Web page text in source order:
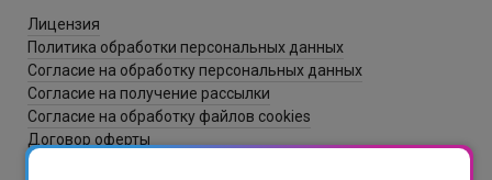
Лицензия
Политика обработки персональных данных
Согласие на обработку персональных данных
Согласие на получение рассылки
Согласие на обработку файлов cookies
Договор оферты